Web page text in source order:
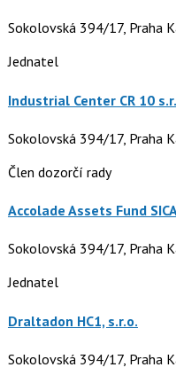
Sokolovská 394/17, Praha
Jednatel
Industrial Center CR 10
Sokolovská 394/17, Praha
Člen dozorčí rady
Accolade Assets Fund
Sokolovská 394/17, Praha
Jednatel
Draltadon HC1, s.r.o.
Sokolovská 394/17, Praha